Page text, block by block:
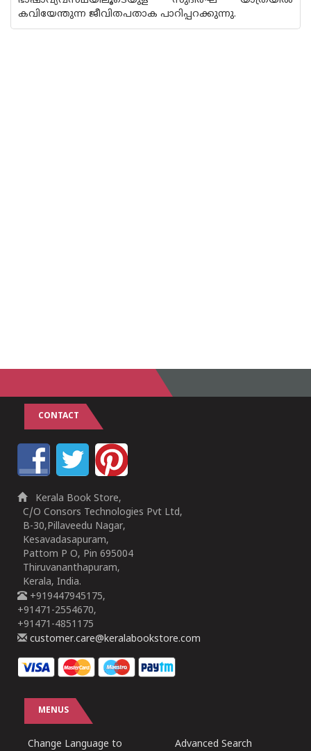
കവിയേന്തുന്ന ജീവിതപതാക പാറിപ്പറക്കുന്നു.
CONTACT
Kerala Book Store,
C/O Consors Technologies Pvt Ltd,
B-30,Pillaveedu Nagar,
Kesavadasapuram,
Pattom P O, Pin 695004
Thiruvananthapuram,
Kerala, India.
+919447945175,
+91471-2554670,
+91471-4851175
customer.care@keralabookstore.com
MENUS
Change Language to
Advanced Search